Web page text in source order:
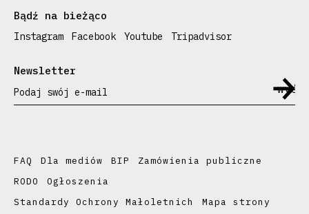
Bądź na bieżąco
Instagram Facebook Youtube Tripadvisor
Newsletter
Podaj swój e-mail
FAQ Dla mediów BIP
Zamówienia publiczne
RODO
Ogłoszenia
Standardy Ochrony Małoletnich
Mapa strony